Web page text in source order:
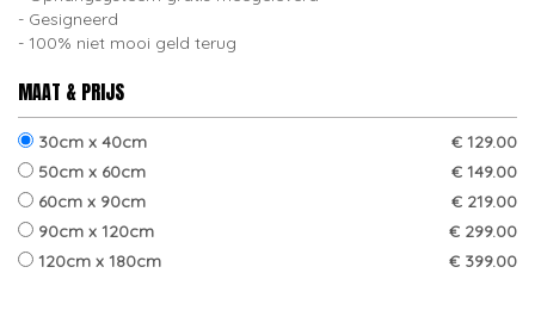
Gesigneerd
100% niet mooi geld terug
MAAT & PRIJS
30cm x 40cm
€ 129.00
50cm x 60cm
€ 149.00
60cm x 90cm
€ 219.00
90cm x 120cm
€ 299.00
120cm x 180cm
€ 399.00